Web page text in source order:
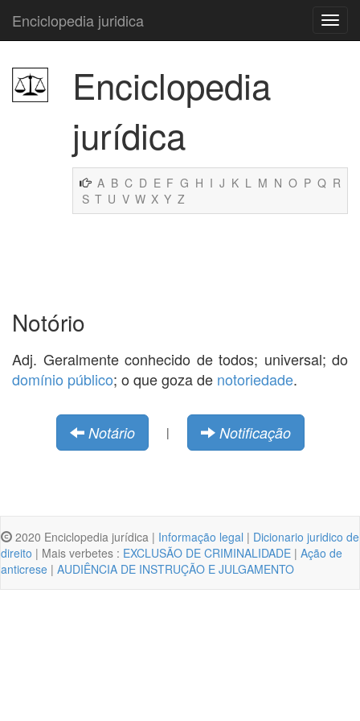
Enciclopedia juridica
Enciclopedia
jurídica
A B C D E F G H I J K L M N O P Q R
S T U V W X Y Z
Notório
Adj. Geralmente conhecido de todos; universal; do
domínio público; o que goza de notoriedade.
Notário | Notificação
2020 Enciclopedia jurídica | Informação legal | Dicionario juridico de
direito | Mais verbetes : EXCLUSÃO DE CRIMINALIDADE | Ação de
anticrese | AUDIÊNCIA DE INSTRUÇÃO E JULGAMENTO